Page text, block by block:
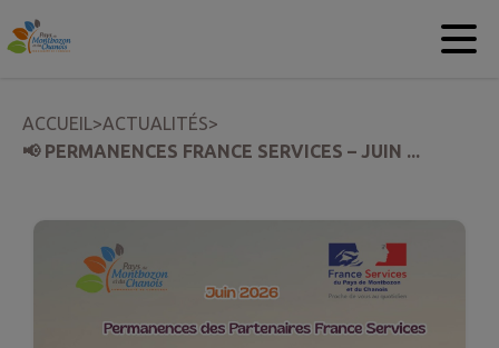
Contenu
ACCUEIL>ACTUALITÉS>
📢 PERMANENCES FRANCE SERVICES – JUIN ...